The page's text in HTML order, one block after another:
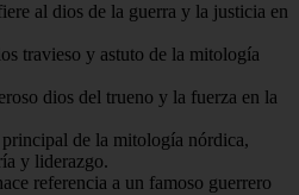
al dios de la guerra y la justicia en
travieso y astuto de la mitología
dios del trueno y la fuerza en la
de la mitología nórdica,
y liderazgo.
referencia a un famoso guerrero